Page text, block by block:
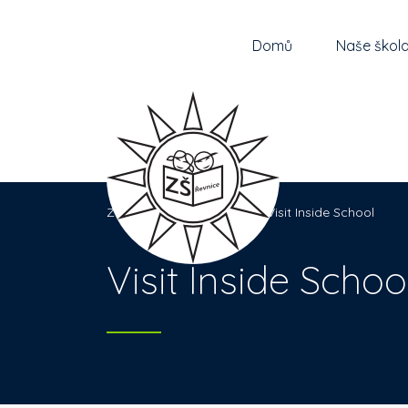
Domů Naše škola
Základní škola Řevnice > Visit Inside School
Visit Inside